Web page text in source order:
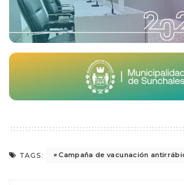
TAGS: Campaña de vacunación